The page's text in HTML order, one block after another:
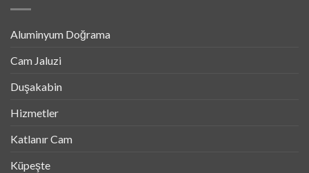
Aluminyum Doğrama
Cam Jaluzi
Duşakabin
Hizmetler
Katlanır Cam
Küpeşte